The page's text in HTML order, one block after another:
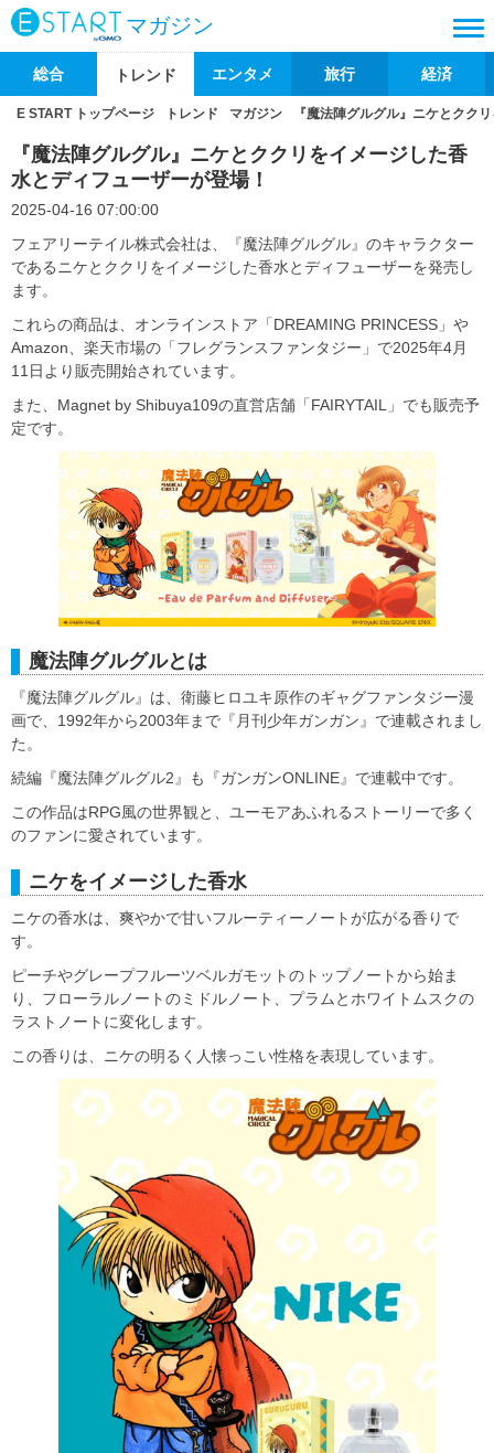
マガジン
総合 トレンド エンタメ 旅行 経済
E START トップページ トレンド マガジン 『魔法陣グルグル』ニケとクク
『魔法陣グルグル』ニケとククリをイメージした香
水とディフューザーが登場！
2025-04-16 07:00:00
フェアリーテイル株式会社は、『魔法陣グルグル』のキャラクター
であるニケとククリをイメージした香水とディフューザーを発売し
ます。
これらの商品は、オンラインストア「DREAMING PRINCESS」や
Amazon、楽天市場の「フレグランスファンタジー」で2025年4月
11日より販売開始されています。
また、Magnet by Shibuya109の直営店舗「FAIRYTAIL」でも販売予
定です。
魔法陣グルグルとは
『魔法陣グルグル』は、衛藤ヒロユキ原作のギャグファンタジー漫
画で、1992年から2003年まで『月刊少年ガンガン』で連載されまし
た。
続編『魔法陣グルグル2』も『ガンガンONLINE』で連載中です。
この作品はRPG風の世界観と、ユーモアあふれるストーリーで多く
のファンに愛されています。
ニケをイメージした香水
ニケの香水は、爽やかで甘いフルーティーノートが広がる香りで
す。
ピーチやグレープフルーツベルガモットのトップノートから始ま
り、フローラルノートのミドルノート、プラムとホワイトムスクの
ラストノートに変化します。
この香りは、ニケの明るく人懐っこい性格を表現しています。